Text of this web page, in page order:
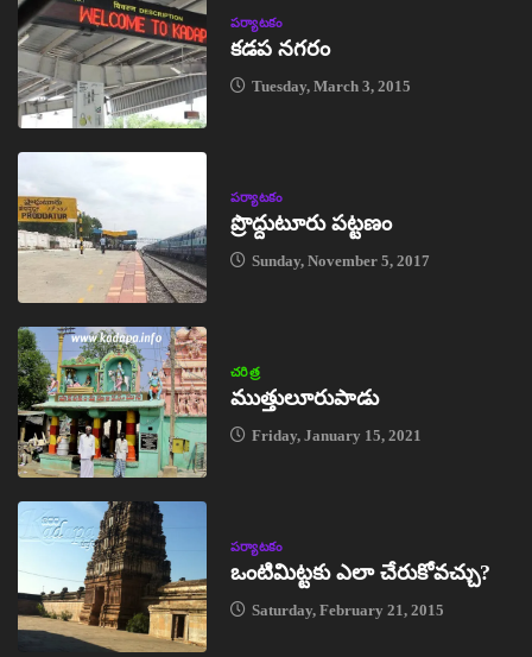
పర్యాటకం
కడప నగరం
Tuesday, March 3, 2015
పర్యాటకం
ప్రొద్దుటూరు పట్టణం
Sunday, November 5, 2017
చరిత్ర
ముత్తులూరుపాడు
Friday, January 15, 2021
పర్యాటకం
ఒంటిమిట్టకు ఎలా చేరుకోవచ్చు?
Saturday, February 21, 2015